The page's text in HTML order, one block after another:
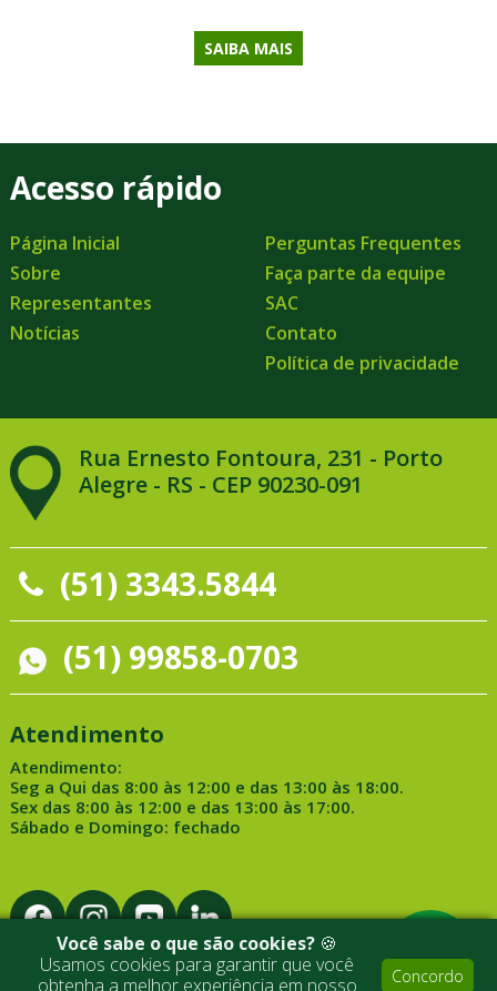
SAIBA MAIS
Acesso rápido
Página Inicial
Sobre
Representantes
Notícias
Perguntas Frequentes
Faça parte da equipe
SAC
Contato
Política de privacidade
Rua Ernesto Fontoura, 231 - Porto
Alegre - RS - CEP 90230-091
(51) 3343.5844
(51) 99858-0703
Atendimento
Atendimento:
Seg a Qui das 8:00 às 12:00 e das 13:00 às 18:00.
Sex das 8:00 às 12:00 e das 13:00 às 17:00.
Sábado e Domingo: fechado
Você sabe o que são cookies? 🍪
Usamos cookies para garantir que você
obtenha a melhor experiência em nosso
Concordo